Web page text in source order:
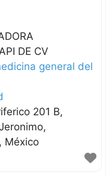
DE CV
general del
201 B,
México